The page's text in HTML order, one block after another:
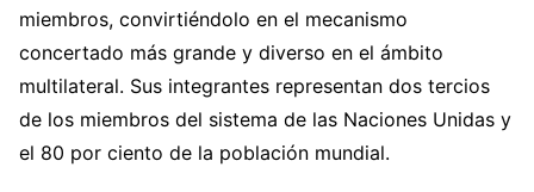
miembros, convirtiéndolo en el mecanismo
concertado más grande y diverso en el ámbito
multilateral. Sus integrantes representan dos tercios
de los miembros del sistema de las Naciones Unidas y
el 80 por ciento de la población mundial.